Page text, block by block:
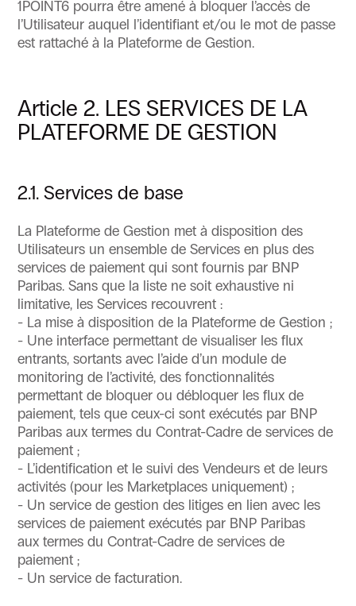
1POINT6 pourra être amené à bloquer l’accès de
l’Utilisateur auquel l’identifiant et/ou le mot de passe
est rattaché à la Plateforme de Gestion.
Article 2. LES SERVICES DE LA
PLATEFORME DE GESTION
2.1. Services de base
La Plateforme de Gestion met à disposition des
Utilisateurs un ensemble de Services en plus des
services de paiement qui sont fournis par BNP
Paribas. Sans que la liste ne soit exhaustive ni
limitative, les Services recouvrent :
- La mise à disposition de la Plateforme de Gestion ;
- Une interface permettant de visualiser les flux
entrants, sortants avec l’aide d’un module de
monitoring de l’activité, des fonctionnalités
permettant de bloquer ou débloquer les flux de
paiement, tels que ceux-ci sont exécutés par BNP
Paribas aux termes du Contrat-Cadre de services de
paiement ;
- L’identification et le suivi des Vendeurs et de leurs
activités (pour les Marketplaces uniquement) ;
- Un service de gestion des litiges en lien avec les
services de paiement exécutés par BNP Paribas
aux termes du Contrat-Cadre de services de
paiement ;
- Un service de facturation.